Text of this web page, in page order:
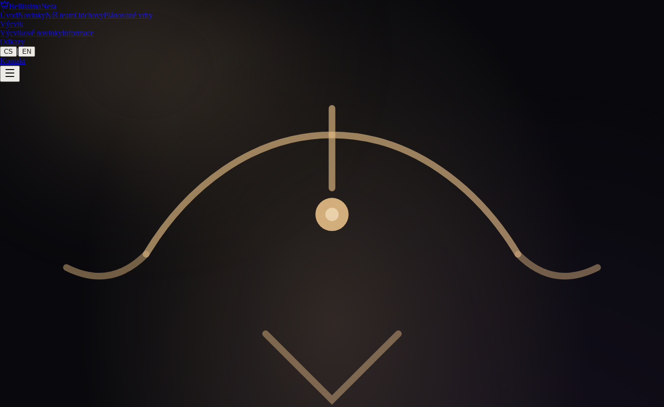
BellissimaNera
ÚvodNovinkyNáš teamOdchovyPlánované vrhy
Výcvik
Výcvikové novinkyInformace
Odkazy
CS | EN
Kontakt